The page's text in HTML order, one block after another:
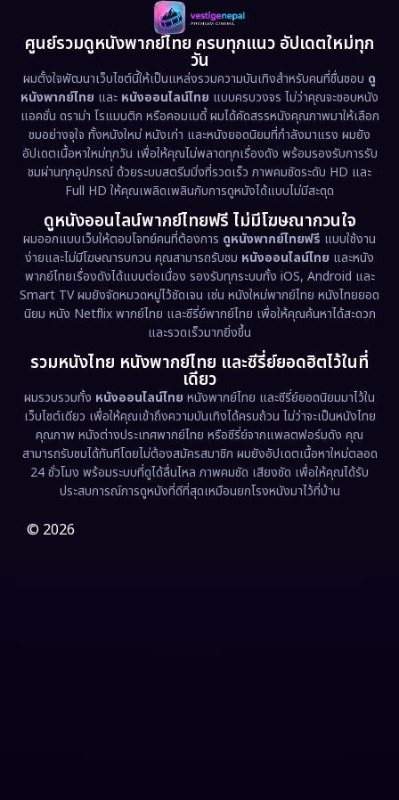
Disaster (13)
Disney+ (5)
Documentary สารคดี (95)
Drama ดราม่า (1,538)
Dystopian (17)
Emotional (61)
Epic มหากาพย์ (233)
Erotic (43)
Family ครอบครัว (375)
Fantasy จินตนาการ (341)
Fiction (9)
Film (57)
Gothic
1978
1962
ศูนย์รวมดูหนังพากย์ไทย ครบทุกแนว อัปเดตใหม่ทุก
วัน
ผมตั้งใจพัฒนาเว็บไซต์นี้ให้เป็นแหล่งรวมความบันเทิงสำหรับคนที่ชื่นชอบ ดู
หนังพากย์ไทย และ หนังออนไลน์ไทย แบบครบวงจร ไม่ว่าคุณจะชอบหนัง
แอคชั่น ดราม่า โรแมนติก หรือคอมเมดี้ ผมได้คัดสรรหนังคุณภาพมาให้เลือก
ชมอย่างจุใจ ทั้งหนังใหม่ หนังเก่า และหนังยอดนิยมที่กำลังมาแรง ผมยัง
อัปเดตเนื้อหาใหม่ทุกวัน เพื่อให้คุณไม่พลาดทุกเรื่องดัง พร้อมรองรับการรับ
ชมผ่านทุกอุปกรณ์ ด้วยระบบสตรีมมิ่งที่รวดเร็ว ภาพคมชัดระดับ HD และ
Full HD ให้คุณเพลิดเพลินกับการดูหนังได้แบบไม่มีสะดุด
ดูหนังออนไลน์พากย์ไทยฟรี ไม่มีโฆษณากวนใจ
ผมออกแบบเว็บให้ตอบโจทย์คนที่ต้องการ ดูหนังพากย์ไทยฟรี แบบใช้งาน
ง่ายและไม่มีโฆษณารบกวน คุณสามารถรับชม หนังออนไลน์ไทย และหนัง
พากย์ไทยเรื่องดังได้แบบต่อเนื่อง รองรับทุกระบบทั้ง iOS, Android และ
Smart TV ผมยังจัดหมวดหมู่ไว้ชัดเจน เช่น หนังใหม่พากย์ไทย หนังไทยยอด
นิยม หนัง Netflix พากย์ไทย และซีรี่ย์พากย์ไทย เพื่อให้คุณค้นหาได้สะดวก
และรวดเร็วมากยิ่งขึ้น
รวมหนังไทย หนังพากย์ไทย และซีรี่ย์ยอดฮิตไว้ในที่
เดียว
ผมรวบรวมทั้ง หนังออนไลน์ไทย หนังพากย์ไทย และซีรี่ย์ยอดนิยมมาไว้ใน
เว็บไซต์เดียว เพื่อให้คุณเข้าถึงความบันเทิงได้ครบถ้วน ไม่ว่าจะเป็นหนังไทย
คุณภาพ หนังต่างประเทศพากย์ไทย หรือซีรี่ย์จากแพลตฟอร์มดัง คุณ
สามารถรับชมได้ทันทีโดยไม่ต้องสมัครสมาชิก ผมยังอัปเดตเนื้อหาใหม่ตลอด
24 ชั่วโมง พร้อมระบบที่ดูได้ลื่นไหล ภาพคมชัด เสียงชัด เพื่อให้คุณได้รับ
ประสบการณ์การดูหนังที่ดีที่สุดเหมือนยกโรงหนังมาไว้ที่บ้าน
© 2026